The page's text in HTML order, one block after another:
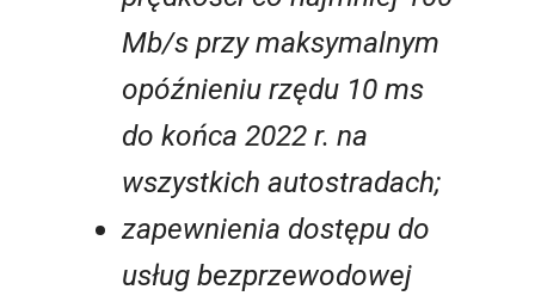
Mb/s przy maksymalnym
opóźnieniu rzędu 10 ms
do końca 2022 r. na
wszystkich autostradach;
zapewnienia dostępu do
usług bezprzewodowej